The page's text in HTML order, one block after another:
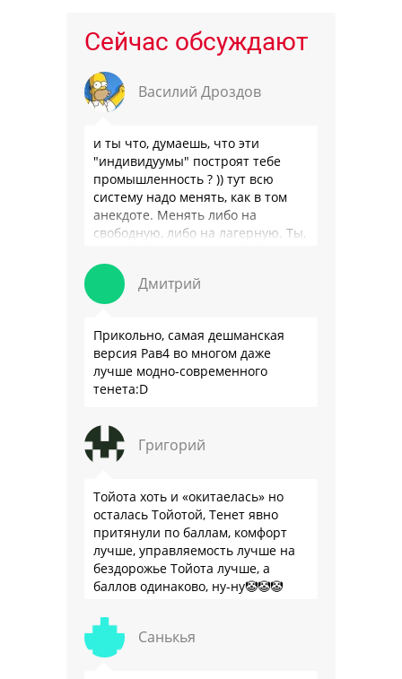
Сейчас обсуждают
Василий Дроздов
и ты что, думаешь, что эти
"индивидуумы" построят тебе
промышленность ? )) тут всю
систему надо менять, как в том
анекдоте. Менять либо на
свободную, либо на лагерную. Ты,
Дмитрий
Прикольно, самая дешманская
версия Рав4 во многом даже
лучше модно-современного
тенета:D
Григорий
Тойота хоть и «окитаелась» но
осталась Тойотой, Тенет явно
притянули по баллам, комфорт
лучше, управляемость лучше на
бездорожье Тойота лучше, а
баллов одинаково, ну-ну🤡🤡🤡
Санькья